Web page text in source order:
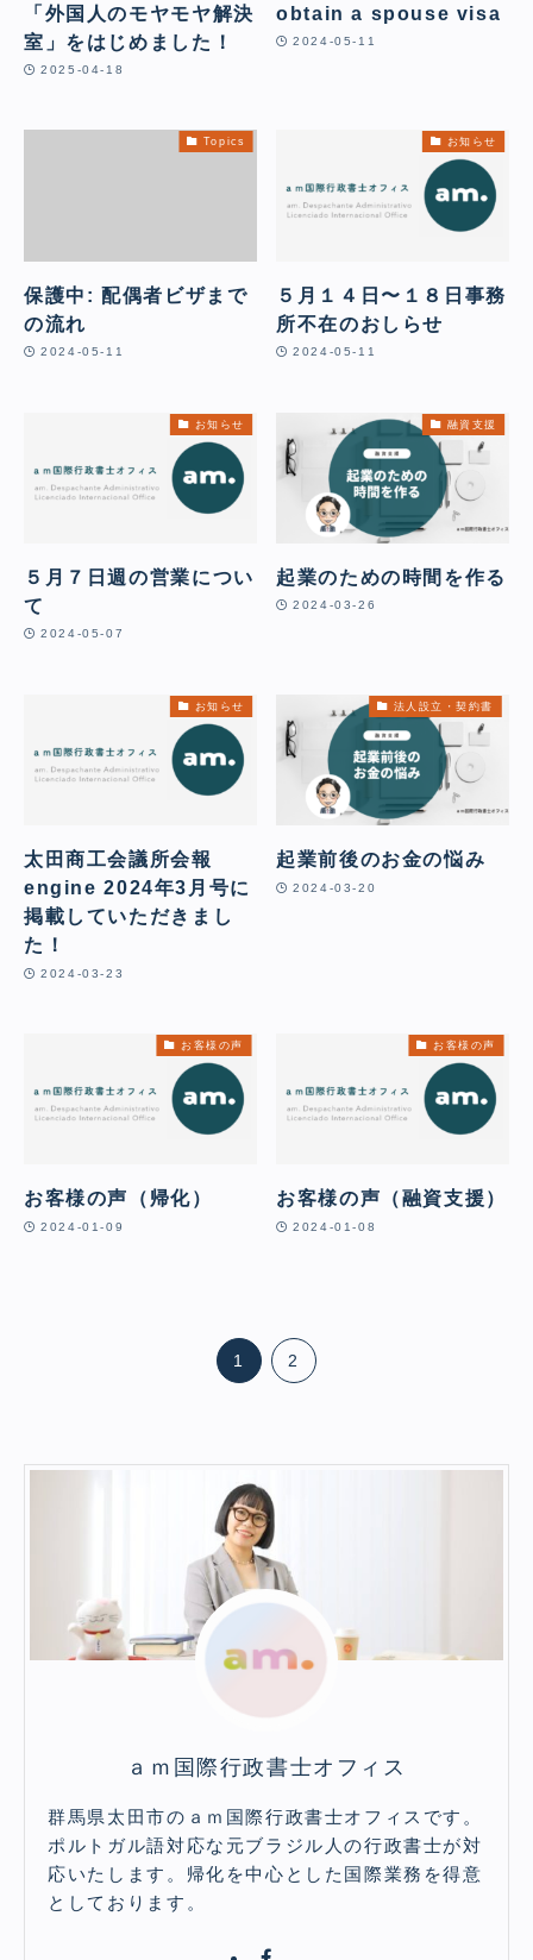
「外国人のモヤモヤ解決
室」をはじめました！
2025-04-18
obtain a spouse visa
2024-05-11
Topics
保護中: 配偶者ビザまで
の流れ
2024-05-11
お知らせ
５月１４日〜１８日事務
所不在のおしらせ
2024-05-11
お知らせ
５月７日週の営業につい
て
2024-05-07
融資支援
起業のための時間を作る
2024-03-26
お知らせ
太田商工会議所会報
engine 2024年3月号に
掲載していただきまし
た！
2024-03-23
法人設立・契約書
起業前後のお金の悩み
2024-03-20
お客様の声
お客様の声（帰化）
2024-01-09
お客様の声
お客様の声（融資支援）
2024-01-08
1 2
ａｍ国際行政書士オフィス
群馬県太田市のａｍ国際行政書士オフィスです。
ポルトガル語対応な元ブラジル人の行政書士が対
応いたします。帰化を中心とした国際業務を得意
としております。